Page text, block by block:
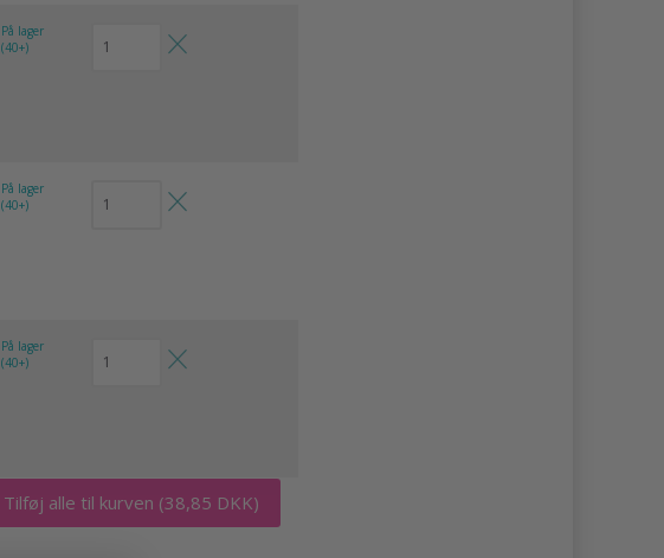
På lager
(40+)
På lager
(40+)
På lager
(40+)
Tilføj alle til kurven (38,85 DKK)